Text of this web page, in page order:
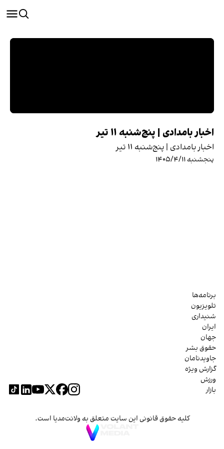
اخبار بامدادی | پنج‌شنبه ۱۱ تیر
اخبار بامدادی | پنج‌شنبه ۱۱ تیر
پنجشنبه ۱۴۰۵/۴/۱۱
برنامه‌ها
تلویزیون
شنیداری
ایران
جهان
حقوق بشر
جاویدنامان
گزارش ویژه
ورزش
بازار
کلیه حقوق قانونی این سایت متعلق به ولانت‌مدیا است.